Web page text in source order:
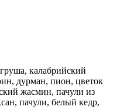
калабрийский
дурман, пион, цветок
жасмин, пачули из
пачули, белый кедр,